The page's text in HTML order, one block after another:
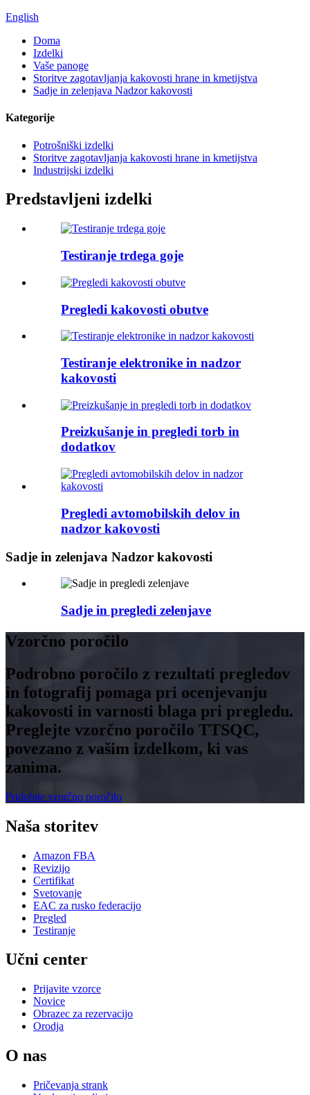
English
Doma
Izdelki
Vaše panoge
Storitve zagotavljanja kakovosti hrane in kmetijstva
Sadje in zelenjava Nadzor kakovosti
Kategorije
Potrošniški izdelki
Storitve zagotavljanja kakovosti hrane in kmetijstva
Industrijski izdelki
Predstavljeni izdelki
Testiranje trdega goje
Pregledi kakovosti obutve
Testiranje elektronike in nadzor
kakovosti
Preizkušanje in pregledi torb in
dodatkov
Pregledi avtomobilskih delov in
nadzor kakovosti
Sadje in zelenjava Nadzor kakovosti
Sadje in pregledi zelenjave
Vzorčno poročilo
Podrobno poročilo z rezultati pregledov
in fotografij pomaga pri ocenjevanju
kakovosti in varnosti blaga pri pregledu.
Preglejte vzorčno poročilo TTSQC,
povezano z vašim izdelkom, ki vas
zanima.
Pridobite vzorčno poročilo
Naša storitev
Amazon FBA
Revizijo
Certifikat
Svetovanje
EAC za rusko federacijo
Pregled
Testiranje
Učni center
Prijavite vzorce
Novice
Obrazec za rezervacijo
Orodja
O nas
Pričevanja strank